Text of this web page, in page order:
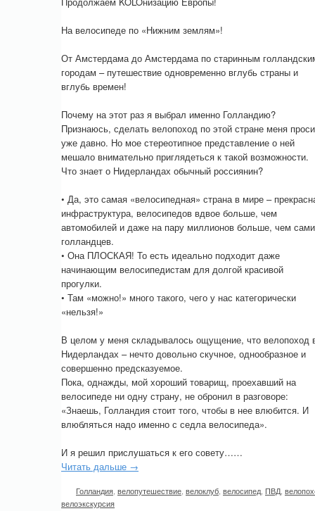
На велосипеде по «Нижним землям»!
От Амстердама до Амстердама по старинным
городам – путешествие одновременно вглубь страны и
вглубь времен!
Почему на этот раз я выбрал именно Голландию?
Признаюсь, сделать велопоход по этой стране меня
уже давно. Но мое стереотипное представление о ней
мешало внимательно приглядеться к такой возможности.
Что знает о Нидерландах обычный россиянин?
• Да, это самая «велосипедная» страна в мире –
инфраструктура, велосипедов вдвое больше, чем
автомобилей и даже на пару миллионов больше, чем
голландцев.
• Она ПЛОСКАЯ! То есть идеально подходит даже
начинающим велосипедистам для долгой красивой
прогулки.
• Там «можно!» много такого, чего у нас категорически
«нельзя!»
В целом у меня складывалось ощущение, что велопоход
Нидерландах – нечто довольно скучное, однообразное и
совершенно предсказуемое.
Пока, однажды, мой хороший товарищ, проехавший на
велосипеде ни одну страну, не обронил в разговоре:
«Знаешь, Голландия стоит того, чтобы в нее влюбится. И
влюбляться надо именно с седла велосипеда».
И я решил прислушаться к его совету……
Читать дальше →
Голландия велопутешествие велоклуб велосипед ПВД
велоэкскурсия